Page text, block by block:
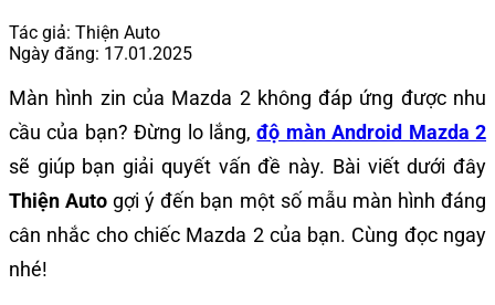
Tác giả: Thiện Auto
Ngày đăng: 17.01.2025
Màn hình zin của Mazda 2 không đáp ứng được nhu
cầu của bạn? Đừng lo lắng,độ màn Android Mazda 2
sẽ giúp bạn giải quyết vấn đề này. Bài viết dưới đây
Thiện Auto gợi ý đến bạn một số mẫu màn hình đáng
cân nhắc cho chiếc Mazda 2 của bạn. Cùng đọc ngay
nhé!